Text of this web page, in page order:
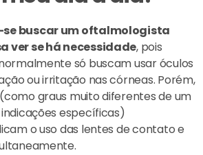
se buscar um oftalmologista
ver se há necessidade, pois
só buscam usar óculos
ou irritação nas córneas. Porém,
graus muito diferentes de um
específicas)
o uso das lentes de contato e